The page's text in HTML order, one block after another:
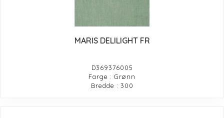
MARIS DELILIGHT FR
D369376005
Farge : Grønn
Bredde : 300